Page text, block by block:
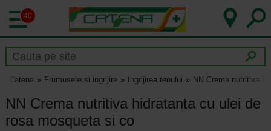
40
Catena Frumusete si ingrijire Ingrijirea tenului NN Crema nutritiva
NN Crema nutritiva hidratanta cu ulei de
rosa mosqueta si co